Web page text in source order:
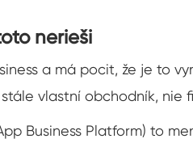
nerieši
a má pocit, že je to
vlastní obchodník, nie
Business Platform) to